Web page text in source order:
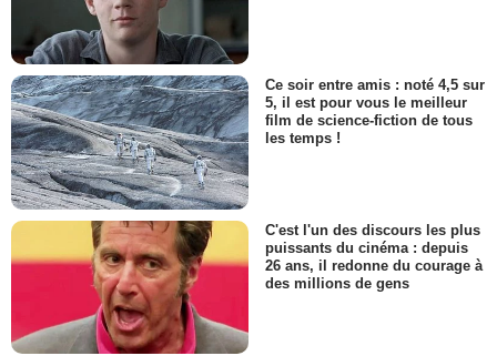
Ce soir entre amis : noté 4,5 sur
5, il est pour vous le meilleur
film de science-fiction de tous
les temps !
C'est l'un des discours les plus
puissants du cinéma : depuis
26 ans, il redonne du courage à
des millions de gens